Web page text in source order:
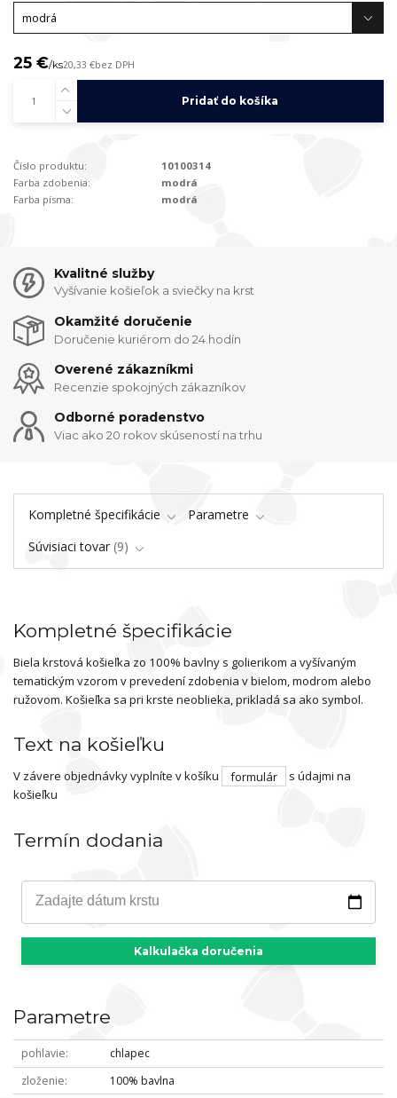
25 €/ks20,33 €bez DPH
Pridať do košíka
Číslo produktu:
10100314
Farba zdobenia:
modrá
Farba písma:
modrá
Kvalitné služby
Vyšívanie košieľok a sviečky na krst
Okamžité doručenie
Doručenie kuriérom do 24.hodín
Overené zákazníkmi
Recenzie spokojných zákazníkov
Odborné poradenstvo
Viac ako 20 rokov skúseností na trhu
Kompletné špecifikácie
Parametre
Súvisiaci tovar 9
Kompletné špecifikácie
Biela krstová košieľka zo 100% bavlny s golierikom a vyšívaným
tematickým vzorom v prevedení zdobenia v bielom, modrom alebo
ružovom. Košieľka sa pri krste neoblieka, prikladá sa ako symbol.
Text na košieľku
V závere objednávky vyplníte v košíku formulár
s údajmi na
košieľku
Termín dodania
Zadajte dátum krstu
Kalkulačka doručenia
Parametre
pohlavie
chlapec
zloženie
100% bavlna